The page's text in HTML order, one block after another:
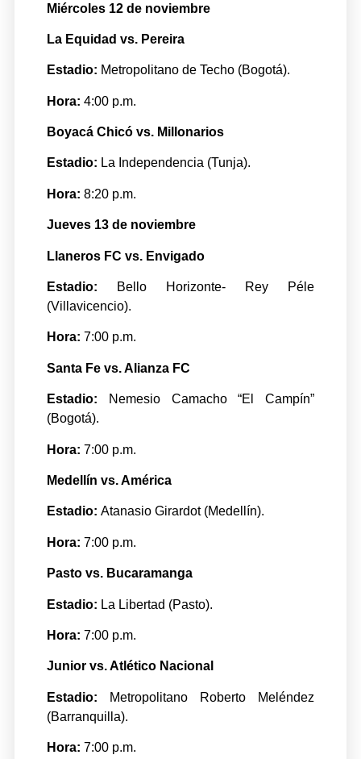
Miércoles 12 de noviembre
La Equidad vs. Pereira
Estadio: Metropolitano de Techo (Bogotá).
Hora: 4:00 p.m.
Boyacá Chicó vs. Millonarios
Estadio: La Independencia (Tunja).
Hora: 8:20 p.m.
Jueves 13 de noviembre
Llaneros FC vs. Envigado
Estadio:
Bello Horizonte- Rey Péle
(Villavicencio).
Hora: 7:00 p.m.
Santa Fe vs. Alianza FC
Estadio:
Nemesio Camacho “El Campín”
(Bogotá).
Hora: 7:00 p.m.
Medellín vs. América
Estadio: Atanasio Girardot (Medellín).
Hora: 7:00 p.m.
Pasto vs. Bucaramanga
Estadio: La Libertad (Pasto).
Hora: 7:00 p.m.
Junior vs. Atlético Nacional
Estadio:
Metropolitano Roberto Meléndez
(Barranquilla).
Hora: 7:00 p.m.